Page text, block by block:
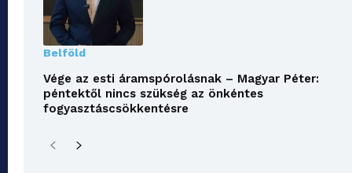
Belföld
Vége az esti áramspórolásnak – Magyar Péter:
péntektől nincs szükség az önkéntes
fogyasztáscsökkentésre